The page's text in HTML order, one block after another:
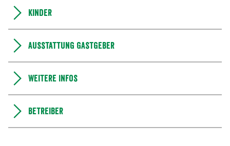
Kinder
Ausstattung Gastgeber
Weitere Infos
Betreiber